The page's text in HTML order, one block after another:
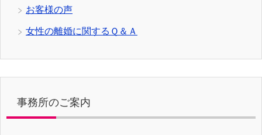
お客様の声
女性の離婚に関するＱ＆Ａ
事務所のご案内